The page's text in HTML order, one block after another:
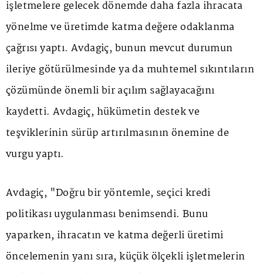
işletmelere gelecek dönemde daha fazla ihracata
yönelme ve üretimde katma değere odaklanma
çağrısı yaptı. Avdagiç, bunun mevcut durumun
ileriye götürülmesinde ya da muhtemel sıkıntıların
çözümünde önemli bir açılım sağlayacağını
kaydetti. Avdagiç, hükümetin destek ve
teşviklerinin sürüp artırılmasının önemine de
vurgu yaptı.
Avdagiç, "Doğru bir yöntemle, seçici kredi
politikası uygulanması benimsendi. Bunu
yaparken, ihracatın ve katma değerli üretimi
öncelemenin yanı sıra, küçük ölçekli işletmelerin